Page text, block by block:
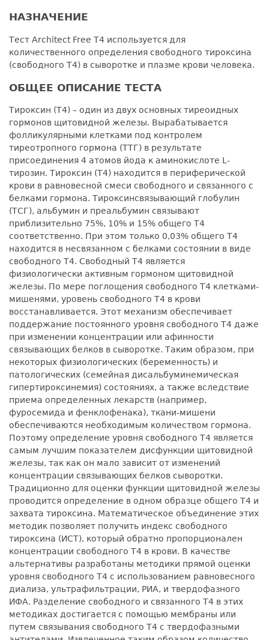
НАЗНАЧЕНИЕ
Тест Architect Free T4 используется для
количественного определения свободного тироксина
(свободного Т4) в сыворотке и плазме крови человека.
ОБЩЕЕ ОПИСАНИЕ ТЕСТА
Тироксин (Т4) – один из двух основных тиреоидных
гормонов щитовидной железы. Вырабатывается
фолликулярными клетками под контролем
тиреотропного гормона (ТТГ) в результате
присоединения 4 атомов йода к аминокислоте L-
тирозин. Тироксин (Т4) находится в периферической
крови в равновесной смеси свободного и связанного с
белками гормона. Тироксинсвязывающий глобулин
(ТСГ), альбумин и преальбумин связывают
приблизительно 75%, 10% и 15% общего Т4
соответственно. При этом только 0,03% общего Т4
находится в несвязанном с белками состоянии в виде
свободного Т4. Свободный Т4 является
физиологически активным гормоном щитовидной
железы. По мере поглощения свободного Т4 клетками-
мишенями, уровень свободного Т4 в крови
восстанавливается. Этот механизм обеспечивает
поддержание постоянного уровня свободного Т4 даже
при изменении концентрации или афинности
связывающих белков в сыворотке. Таким образом, при
некоторых физиологических (беременность) и
патологических (семейная дисальбуминемическая
гипертироксинемия) состояниях, а также вследствие
приема определенных лекарств (например,
фуросемида и фенклофенака), ткани-мишени
обеспечиваются необходимым количеством гормона.
Поэтому определение уровня свободного Т4 является
самым лучшим показателем дисфункции щитовидной
железы, так как он мало зависит от изменений
концентрации связывающих белков сыворотки.
Традиционно для оценки функции щитовидной железы
проводится определение в одном образце общего Т4 и
захвата тироксина. Математическое объединение этих
методик позволяет получить индекс свободного
тироксина (ИСТ), который обратно пропорционален
концентрации свободного Т4 в крови. В качестве
альтернативы разработаны методики прямой оценки
уровня свободного Т4 с использованием равновесного
диализа, ультрафильтрации, РИА, и твердофазного
ИФА. Разделение свободного и связанного Т4 в этих
методиках достигается с помощью мембраны или
путем связывания свободного Т4 с твердофазными